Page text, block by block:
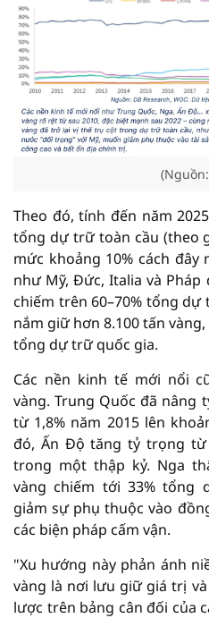
Theo đó, tính đến năm
tổng dự trữ toàn cầu (theo
mức khoảng 10% cách
như Mỹ, Đức, Italia và
chiếm trên 60–70% tổng
nắm giữ hơn 8.100 tấn
tổng dự trữ quốc gia.
Các nền kinh tế mới nổi
vàng. Trung Quốc đã
từ 1,8% năm 2015 lên
đó, Ấn Độ tăng tỷ trọng từ
trong một thập kỷ. Nga
vàng chiếm tới 33% tổng
giảm sự phụ thuộc vào
các biện pháp cấm vận.
"Xu hướng này phản ánh
vàng là nơi lưu giữ giá trị
lược trên bảng cân đối của